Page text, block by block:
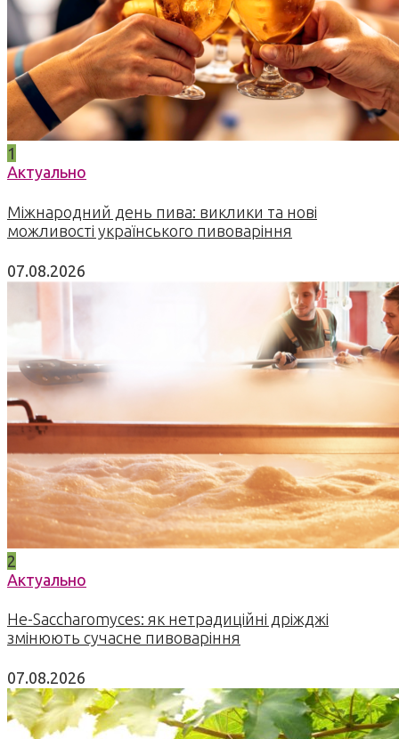
1
Актуально
Міжнародний день пива: виклики та нові
можливості українського пивоваріння
07.08.2026
2
Актуально
Не-Saccharomyces: як нетрадиційні дріжджі
змінюють сучасне пивоваріння
07.08.2026